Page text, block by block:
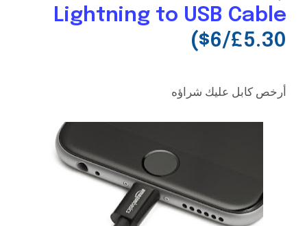
Lightning to USB Cable
($6/£5.30
أرخص كابل عليك شراؤه